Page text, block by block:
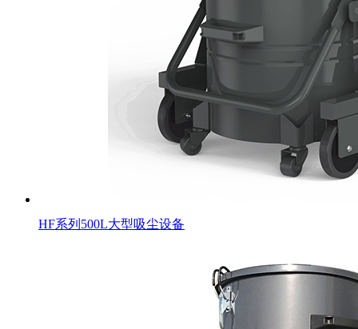
HF系列500L大型吸尘设备